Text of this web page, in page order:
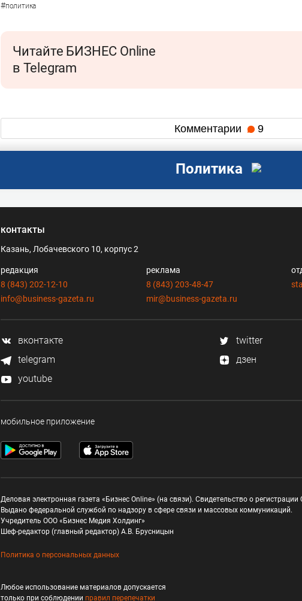
#политика
Читайте БИЗНЕС Online
в Telegram
Комментарии 9
Политика
контакты
Казань, Лобачевского 10, корпус 2
редакция
8 (843) 202-12-10
info@business-gazeta.ru
реклама
8 (843) 203-48-47
mir@business-gazeta.ru
вконтакте
twitter
telegram
дзен
youtube
мобильное приложение
Деловая электронная газета «Бизнес Online» (на связи). Свидетельство о
Выдано федеральной службой по надзору в сфере связи и массовых коммуникаций.
Учредитель ООО «Бизнес Медия Холдинг»
Шеф-редактор (главный редактор) А.В. Брусницын
Политика о персональных данных
Любое использование материалов допускается
только при соблюдении правил перепечатки